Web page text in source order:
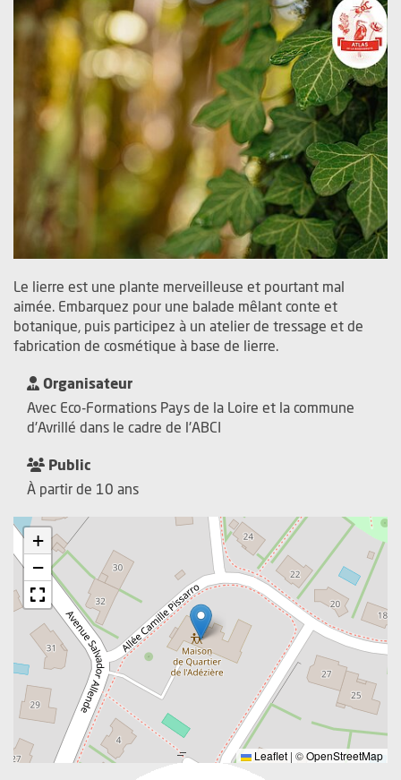
Le lierre est une plante merveilleuse et pourtant mal
aimée. Embarquez pour une balade mêlant conte et
botanique, puis participez à un atelier de tressage et de
fabrication de cosmétique à base de lierre.
Organisateur
Avec Eco-Formations Pays de la Loire et la commune
d'Avrillé dans le cadre de l'ABCI
Public
À partir de 10 ans
+
−
Leaflet | ©OpenStreetMap